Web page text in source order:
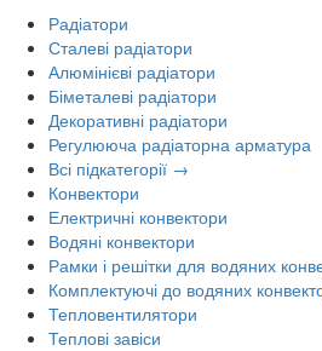
Радіатори
Сталеві радіатори
Алюмінієві радіатори
Біметалеві радіатори
Декоративні радіатори
Регулююча радіаторна арматура
Всі підкатегорії →
Конвектори
Електричні конвектори
Водяні конвектори
Рамки і решітки для водяних
Комплектуючі до водяних
Тепловентилятори
Теплові завіси